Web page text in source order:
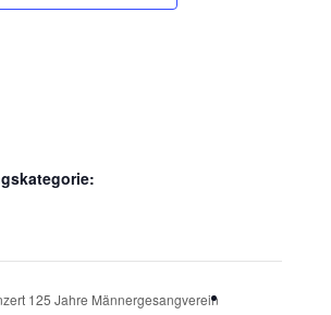
125 Jahre Männergesangverein